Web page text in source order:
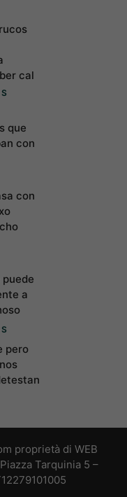
cal
que
con
con
a
pero
proprietà di WEB
Tarquinia 5 –